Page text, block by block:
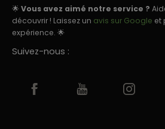
🌟Vous avez aimé notre service ?
découvrir ! Laissez un avis sur Google et
expérience. 🌟
Suivez-nous :